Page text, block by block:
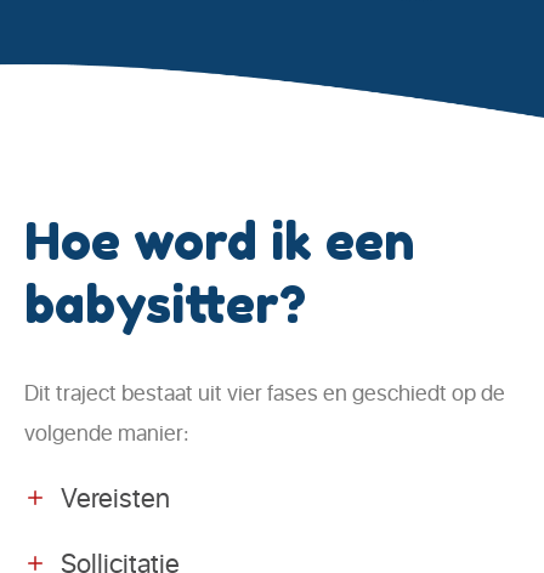
Hoe word ik een
babysitter?
Dit traject bestaat uit vier fases en geschiedt op de
volgende manier:
Vereisten
Sollicitatie